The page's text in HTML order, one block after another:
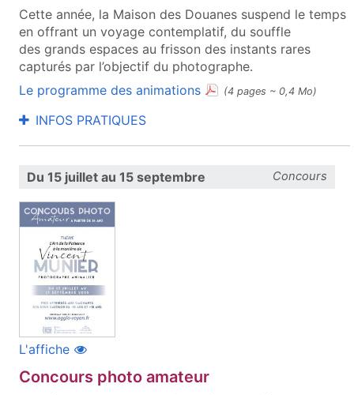
Cette année, la Maison des Douanes suspend le temps
en offrant un voyage contemplatif, du souffle
des grands espaces au frisson des instants rares
capturés par l’objectif du photographe.
Le programme des animations(document PDF, ouvre
(4 pages ~ 0,4 Mo)
INFOS PRATIQUES
Du 15 juillet au 15 septembre Concours
L'affiche (ouvre une nouvelle fenêtre)
Concours photo amateur